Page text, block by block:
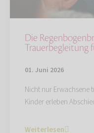
Die
Trauerbegleitung
01. Juni 2026
Nicht nur Erwachsene
Kinder erleben
Weiterlesen